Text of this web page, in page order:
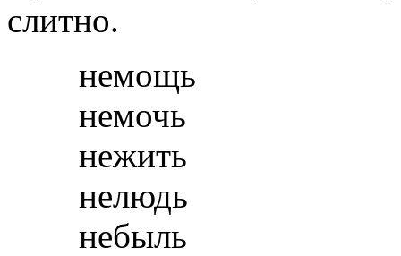
слитно.
немощь
немочь
нежить
нелюдь
небыль